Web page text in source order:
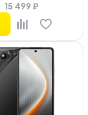
: 15 499 ₽